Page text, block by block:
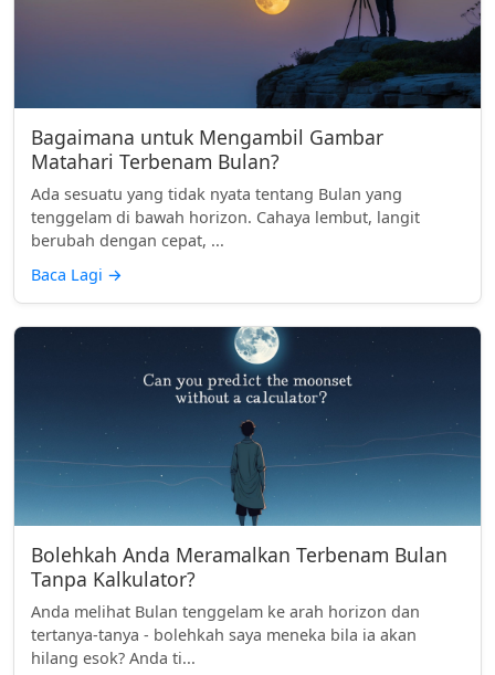
Bagaimana untuk Mengambil Gambar
Matahari Terbenam Bulan?
Ada sesuatu yang tidak nyata tentang Bulan yang
tenggelam di bawah horizon. Cahaya lembut, langit
berubah dengan cepat, ...
Baca Lagi →
Bolehkah Anda Meramalkan Terbenam Bulan
Tanpa Kalkulator?
Anda melihat Bulan tenggelam ke arah horizon dan
tertanya-tanya - bolehkah saya meneka bila ia akan
hilang esok? Anda ti...